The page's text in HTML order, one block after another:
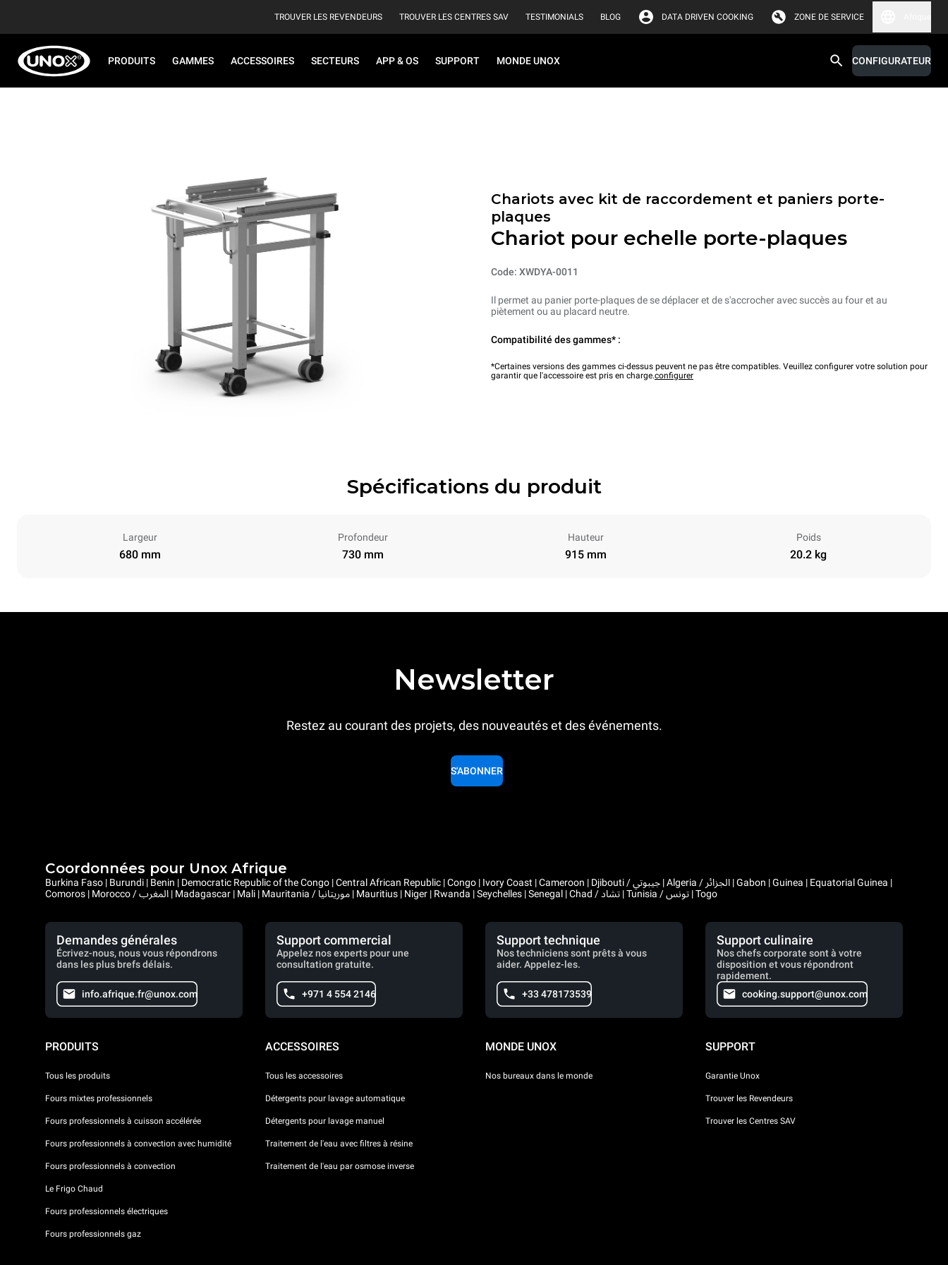
TROUVER LES REVENDEURS TROUVER LES CENTRES SAV TESTIMONIALS BLOG DATA DRIVEN COOKING ZONE DE SERVICE
PRODUITS GAMMES ACCESSOIRES SECTEURS APP & OS SUPPORT MONDE UNOX CONFIGURATEUR
Chariots avec kit de raccordement et paniers porte-
plaques
Chariot pour echelle porte-plaques
Code: XWDYA-0011
Il permet au panier porte-plaques de se déplacer et de s'accrocher avec succès au four et au
piètement ou au placard neutre.
Compatibilité des gammes* :
*Certaines versions des gammes ci-dessus peuvent ne pas être compatibles. Veuillez configurer votre solution pour
garantir que l'accessoire est pris en charge.configurer
Spécifications du produit
Largeur
680 mm
Profondeur
730 mm
Hauteur
915 mm
Poids
20.2 kg
Newsletter
Restez au courant des projets, des nouveautés et des événements.
S'ABONNER
Coordonnées pour Unox Afrique
Burkina Faso | Burundi | Benin | Democratic Republic of the Congo | Central African Republic | Congo | Ivory Coast | Cameroon | Djibouti / جيبوتي | Algeria / الجزائر | Gabon | Guinea | Equatorial Guinea |
Comoros | Morocco / المغرب | Madagascar | Mali | Mauritania / موريتانيا | Mauritius | Niger | Rwanda | Seychelles | Senegal | Chad / تشاد | Tunisia / تونس | Togo
Demandes générales
Écrivez-nous, nous vous répondrons
dans les plus brefs délais.
info.afrique.fr@unox.com
Support commercial
Appelez nos experts pour une
consultation gratuite.
+971 4 554 2146
Support technique
Nos techniciens sont prêts à vous
aider. Appelez-les.
+33 478173539
Support culinaire
Nos chefs corporate sont à votre
disposition et vous répondront
rapidement.
cooking.support@unox.com
PRODUITS
Tous les produits
Fours mixtes professionnels
Fours professionnels à cuisson accélérée
Fours professionnels à convection avec humidité
Fours professionnels à convection
Le Frigo Chaud
Fours professionnels électriques
Fours professionnels gaz
ACCESSOIRES
Tous les accessoires
Détergents pour lavage automatique
Détergents pour lavage manuel
Traitement de l'eau avec filtres à résine
Traitement de l'eau par osmose inverse
MONDE UNOX
Nos bureaux dans le monde
SUPPORT
Garantie Unox
Trouver les Revendeurs
Trouver les Centres SAV